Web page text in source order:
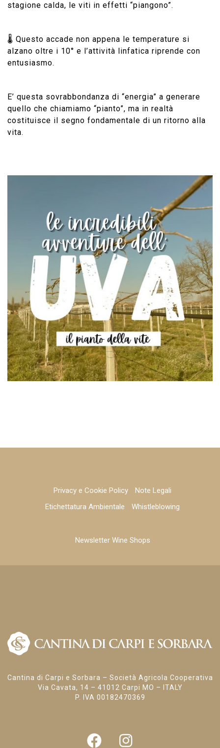
stagione calda, le viti in effetti “piangono”.
🌡 Questo accade non appena le temperature si
alzano oltre i 10° e l’attività linfatica riprende con
entusiasmo.
E’ questa sovrabbondanza di “energia” a generare
quello che chiamiamo “pianto”, ma in realtà
costituisce il segno fondamentale di un ritorno alla
vita.
Privacy e Cookie Policy
Note Legali
Etichettatura Ambientale
Whistleblowing
Newsletter Wine Shops
Cantina di Carpi e Sorbara – Società Agricola Cooperativa
Via Cavata, 14 – 41012 Carpi MO – ITALY
P. IVA 00182470369